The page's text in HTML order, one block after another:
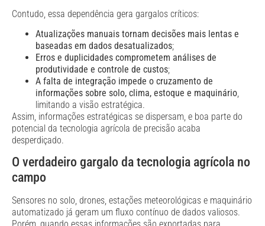
Contudo, essa dependência gera gargalos críticos:
Atualizações manuais tornam decisões mais lentas e
baseadas em dados desatualizados;
Erros e duplicidades comprometem análises de
produtividade e controle de custos;
A falta de integração impede o cruzamento de
informações sobre solo, clima, estoque e maquinário,
limitando a visão estratégica.
Assim, informações estratégicas se dispersam, e boa parte do
potencial da tecnologia agrícola de precisão acaba
desperdiçado.
O verdadeiro gargalo da tecnologia agrícola no
campo
Sensores no solo, drones, estações meteorológicas e maquinário
automatizado já geram um fluxo contínuo de dados valiosos.